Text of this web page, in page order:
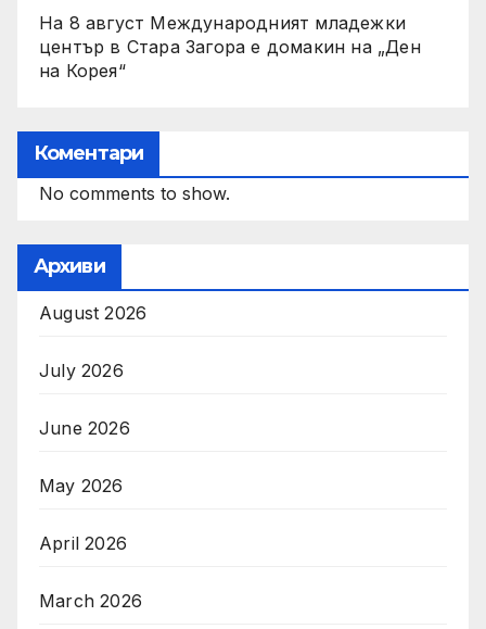
На 8 август Международният младежки
център в Стара Загора е домакин на „Ден
на Корея“
Коментари
No comments to show.
Архиви
August 2026
July 2026
June 2026
May 2026
April 2026
March 2026